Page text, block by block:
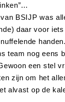
BSIJP was
daar voor
handen.
team nog eens
een stel
zijn om het
alvast op de